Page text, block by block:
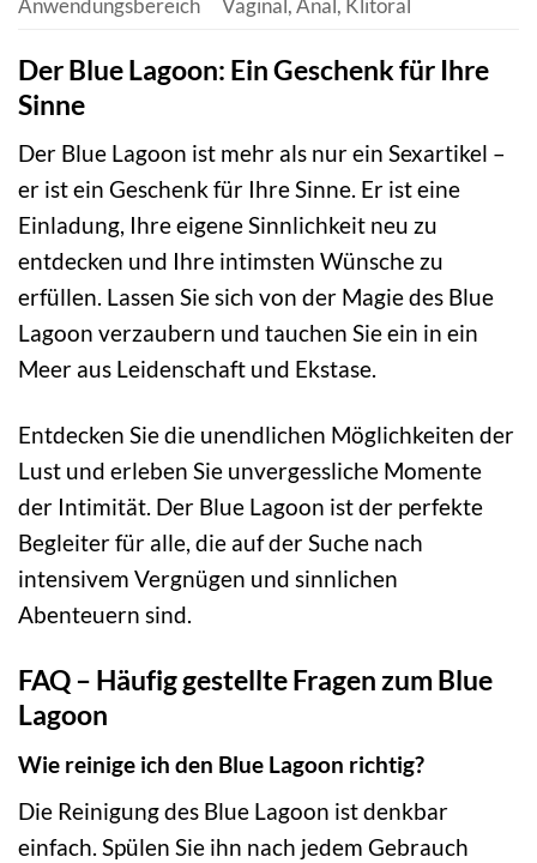
Anwendungsbereich Vaginal, Anal, Klitoral
Der Blue Lagoon: Ein Geschenk für Ihre
Sinne
Der Blue Lagoon ist mehr als nur ein Sexartikel –
er ist ein Geschenk für Ihre Sinne. Er ist eine
Einladung, Ihre eigene Sinnlichkeit neu zu
entdecken und Ihre intimsten Wünsche zu
erfüllen. Lassen Sie sich von der Magie des Blue
Lagoon verzaubern und tauchen Sie ein in ein
Meer aus Leidenschaft und Ekstase.
Entdecken Sie die unendlichen Möglichkeiten der
Lust und erleben Sie unvergessliche Momente
der Intimität. Der Blue Lagoon ist der perfekte
Begleiter für alle, die auf der Suche nach
intensivem Vergnügen und sinnlichen
Abenteuern sind.
FAQ – Häufig gestellte Fragen zum Blue
Lagoon
Wie reinige ich den Blue Lagoon richtig?
Die Reinigung des Blue Lagoon ist denkbar
einfach. Spülen Sie ihn nach jedem Gebrauch